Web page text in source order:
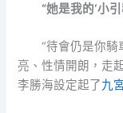
“她是我的‘小引
“待會仍是你騎
亮、性情開朗，走
李勝海設定起了九